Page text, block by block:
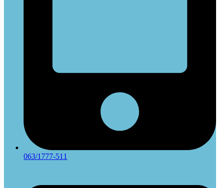
063/1777-511